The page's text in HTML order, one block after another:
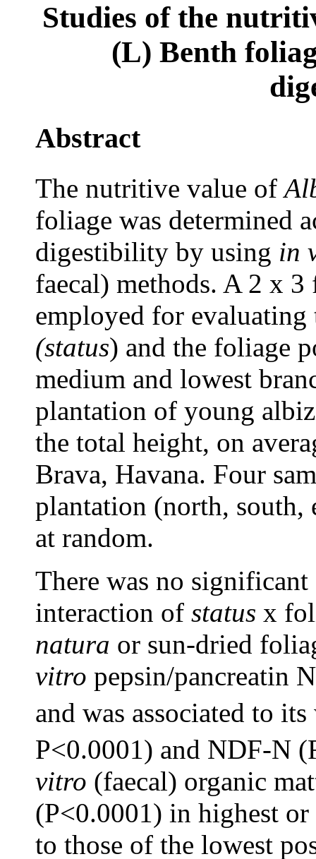
Studies of the
(L) Benth
Abstract
The nutritive value of
foliage was determined
digestibility by using in
faecal) methods. A 2 x
employed for
(status) and the foliage
medium and lowest
plantation of young
the total height, on
Brava, Havana. Four
plantation (north, south,
at random.
There was no
interaction of status x
natura or sun-dried
vitro pepsin/pancreatin
and was associated to
P<0.0001) and NDF-N
vitro (faecal) organic
(P<0.0001) in highest
to those of the lowest